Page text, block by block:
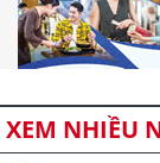
XEM NHIỀU